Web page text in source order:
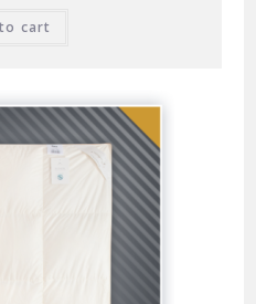
cart